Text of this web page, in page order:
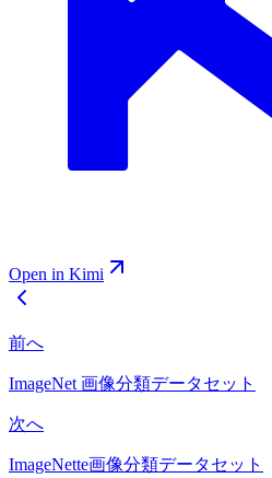
Open in Kimi
前へ
ImageNet 画像分類データセット
次へ
ImageNette画像分類データセット